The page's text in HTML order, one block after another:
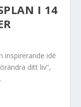
I 14
inspirerande idé
ditt liv”,